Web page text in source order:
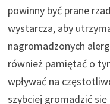
powinny być prane
wystarcza, aby
nagromadzonych
również pamiętać o
wpływać na
szybciej gromadzić